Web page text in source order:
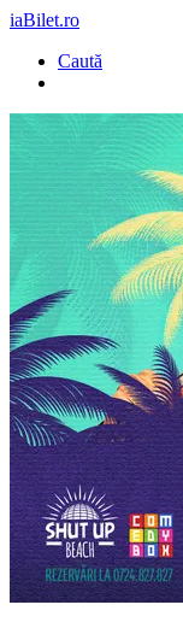
iaBilet.ro
Caută